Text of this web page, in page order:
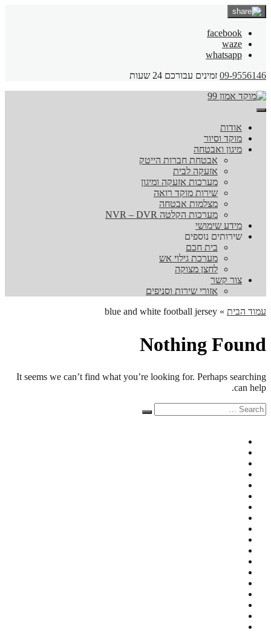
facebook
waze
whatsapp
09-9556146 זמינים עבורכם 24 שעות
אודות
מוקד וסיור
מיגון ואבטחה
אבטחת חברות הייטק
אזעקה לבית
מערכות אזעקה ומיגון
שירות מוקד רואה
מצלמות אבטחה
מערכות הקלטה NVR – DVR
מידע שימושי
שירותים נוספים
בית חכם
מערכת גילוי אש
לחצן מצוקה
צור קשר
אזורי שירות וסניפים
עמוד הבית »
blue and white football jersey
Nothing Found
It seems we can’t find what you’re looking for. Perhaps searching
can help.
Search
for:
Search